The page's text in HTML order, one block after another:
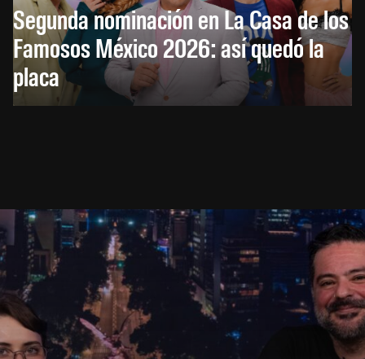
Segunda nominación en La Casa de los
Famosos México 2026: así quedó la
placa